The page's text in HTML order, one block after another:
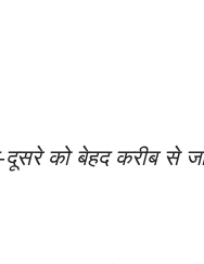
को बेहद करीब से